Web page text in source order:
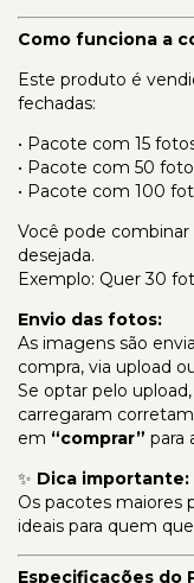
Como funciona a
Este produto é
fechadas:
• Pacote com 15
• Pacote com 50
• Pacote com 100
Você pode
desejada.
Exemplo: Quer 30
Envio das fotos:
As imagens são
compra, via upload
Se optar pelo
carregaram
em “comprar” para
✨ Dica importante:
Os pacotes maiores
ideais para quem
Especificações do